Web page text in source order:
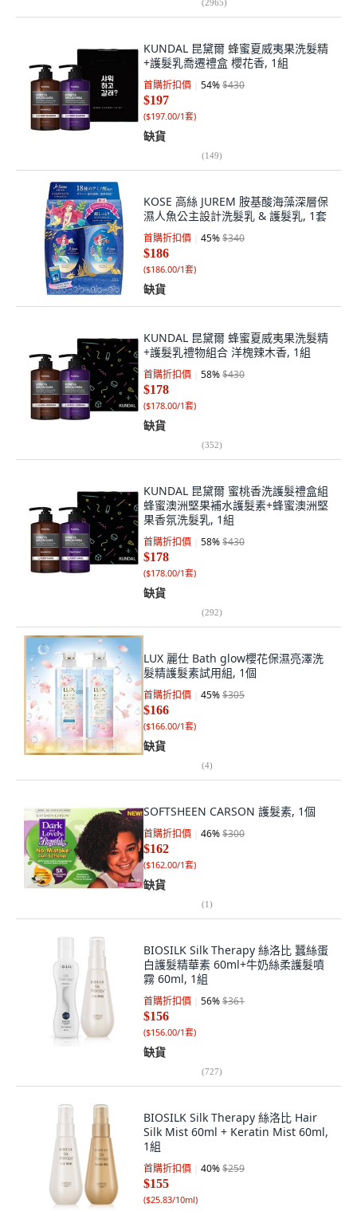
(2965)
KUNDAL 昆黛爾 蜂蜜夏威夷果洗髮精
+護髮乳喬遷禮盒 櫻花香, 1組
首購折扣價 54%$430
$197
($197.00/1套)
缺貨
(149)
KOSE 高絲 JUREM 胺基酸海藻深層保
濕人魚公主設計洗髮乳 & 護髮乳, 1套
首購折扣價 45%$340
$186
($186.00/1套)
缺貨
KUNDAL 昆黛爾 蜂蜜夏威夷果洗髮精
+護髮乳禮物組合 洋槐辣木香, 1組
首購折扣價 58%$430
$178
($178.00/1套)
缺貨
(352)
KUNDAL 昆黛爾 蜜桃香洗護髮禮盒組
蜂蜜澳洲堅果補水護髮素+蜂蜜澳洲堅
果香氛洗髮乳, 1組
首購折扣價 58%$430
$178
($178.00/1套)
缺貨
(292)
LUX 麗仕 Bath glow櫻花保濕亮澤洗
髮精護髮素試用組, 1個
首購折扣價 45%$305
$166
($166.00/1套)
缺貨
(4)
SOFTSHEEN CARSON 護髮素, 1個
首購折扣價 46%$300
$162
($162.00/1套)
缺貨
(1)
BIOSILK Silk Therapy 絲洛比 蠶絲蛋
白護髮精華素 60ml+牛奶絲柔護髮噴
霧 60ml, 1組
首購折扣價 56%$361
$156
($156.00/1套)
缺貨
(727)
BIOSILK Silk Therapy 絲洛比 Hair
Silk Mist 60ml + Keratin Mist 60ml,
1組
首購折扣價 40%$259
$155
($25.83/10ml)